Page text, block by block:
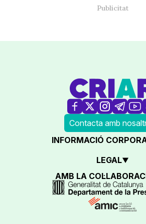
Contacta amb
INFORMACIÓ
LEGAL
AMB LA